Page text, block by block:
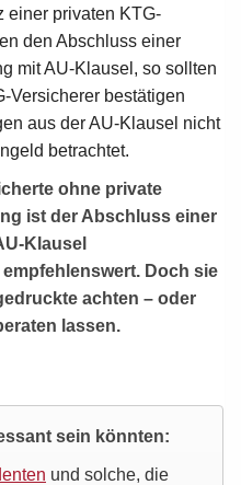
einer privaten KTG-
den Abschluss einer
mit AU-Klausel, so sollten
Versicherer bestätigen
aus der AU-Klausel nicht
betrachtet.
ohne private
ist der Abschluss einer
Klausel
Doch sie
achten – oder
lassen.
sein könnten:
und solche, die